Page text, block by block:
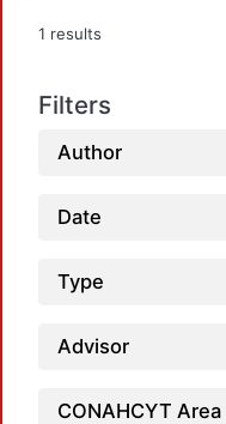
1 results
Filters
Author
Date
Type
Advisor
CONAHCYT Area